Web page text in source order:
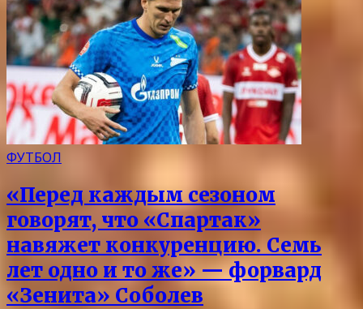
ФУТБОЛ
«Перед каждым сезоном
говорят, что «Спартак»
навяжет конкуренцию. Семь
лет одно и то же» — форвард
«Зенита» Соболев